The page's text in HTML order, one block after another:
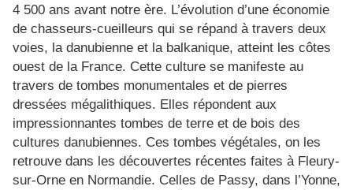
4 500 ans avant notre ère. L’évolution d’une économie
de chasseurs-cueilleurs qui se répand à travers deux
voies, la danubienne et la balkanique, atteint les côtes
ouest de la France. Cette culture se manifeste au
travers de tombes monumentales et de pierres
dressées mégalithiques. Elles répondent aux
impressionnantes tombes de terre et de bois des
cultures danubiennes. Ces tombes végétales, on les
retrouve dans les découvertes récentes faites à Fleury-
sur-Orne en Normandie. Celles de Passy, dans l’Yonne,